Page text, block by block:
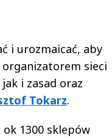
i urozmaicać, aby
organizatorem sieci
i zasad oraz
Tokarz.
ok 1300 sklepów